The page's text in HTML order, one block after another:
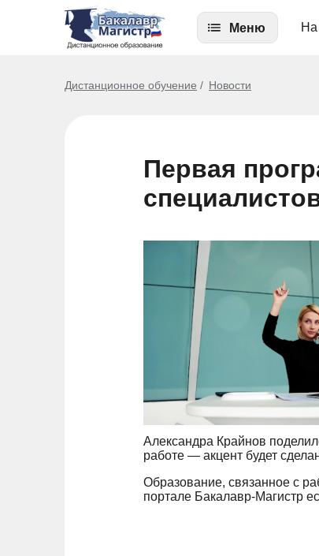
Меню На
Дистанционное обучение Новости
Первая
Александра Крайнов
работе — акцент будет
Образование, связанное с
портале Бакалавр-Магистр